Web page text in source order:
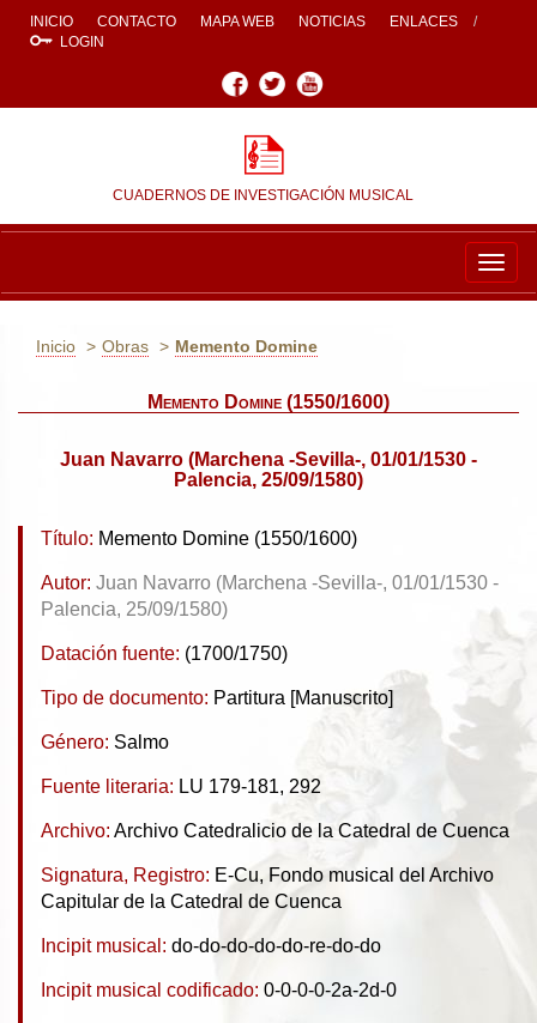
INICIO CONTACTO MAPA WEB NOTICIAS
ENLACES
LOGIN
Facebook
TwitterYoutube
CUADERNOS DE INVESTIGACIÓN MUSICAL
Inicio Obras Memento Domine
Memento Domine (1550/1600)
Juan Navarro (Marchena -Sevilla-, 01/01/1530 -
Palencia, 25/09/1580)
Título: Memento Domine (1550/1600)
Autor: Juan Navarro (Marchena -Sevilla-, 01/01/1530 -
Palencia, 25/09/1580)
Datación fuente: (1700/1750)
Tipo de documento: Partitura [Manuscrito]
Género: Salmo
Fuente literaria: LU 179-181, 292
Archivo: Archivo Catedralicio de la Catedral de Cuenca
Signatura, Registro: E-Cu, Fondo musical del Archivo
Capitular de la Catedral de Cuenca
Incipit musical: do-do-do-do-do-re-do-do
Incipit musical codificado: 0-0-0-0-2a-2d-0